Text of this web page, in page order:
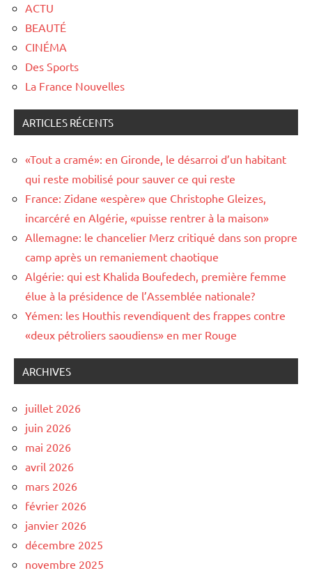
ACTU
BEAUTÉ
CINÉMA
Des Sports
La France Nouvelles
ARTICLES RÉCENTS
«Tout a cramé»: en Gironde, le désarroi d’un habitant
qui reste mobilisé pour sauver ce qui reste
France: Zidane «espère» que Christophe Gleizes,
incarcéré en Algérie, «puisse rentrer à la maison»
Allemagne: le chancelier Merz critiqué dans son propre
camp après un remaniement chaotique
Algérie: qui est Khalida Boufedech, première femme
élue à la présidence de l’Assemblée nationale?
Yémen: les Houthis revendiquent des frappes contre
«deux pétroliers saoudiens» en mer Rouge
ARCHIVES
juillet 2026
juin 2026
mai 2026
avril 2026
mars 2026
février 2026
janvier 2026
décembre 2025
novembre 2025